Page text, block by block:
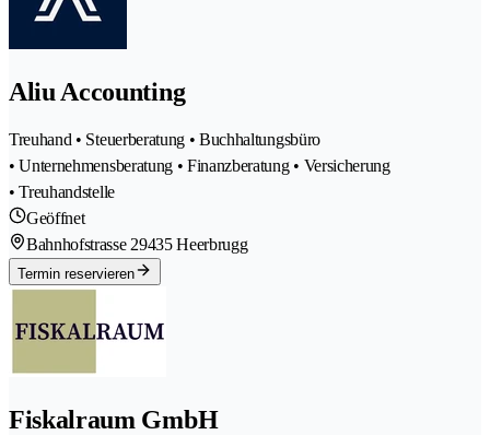
Aliu Accounting
Treuhand • Steuerberatung • Buchhaltungsbüro
• Unternehmensberatung • Finanzberatung • Versicherung
• Treuhandstelle
Geöffnet
Bahnhofstrasse 29435 Heerbrugg
Termin reservieren
Fiskalraum GmbH